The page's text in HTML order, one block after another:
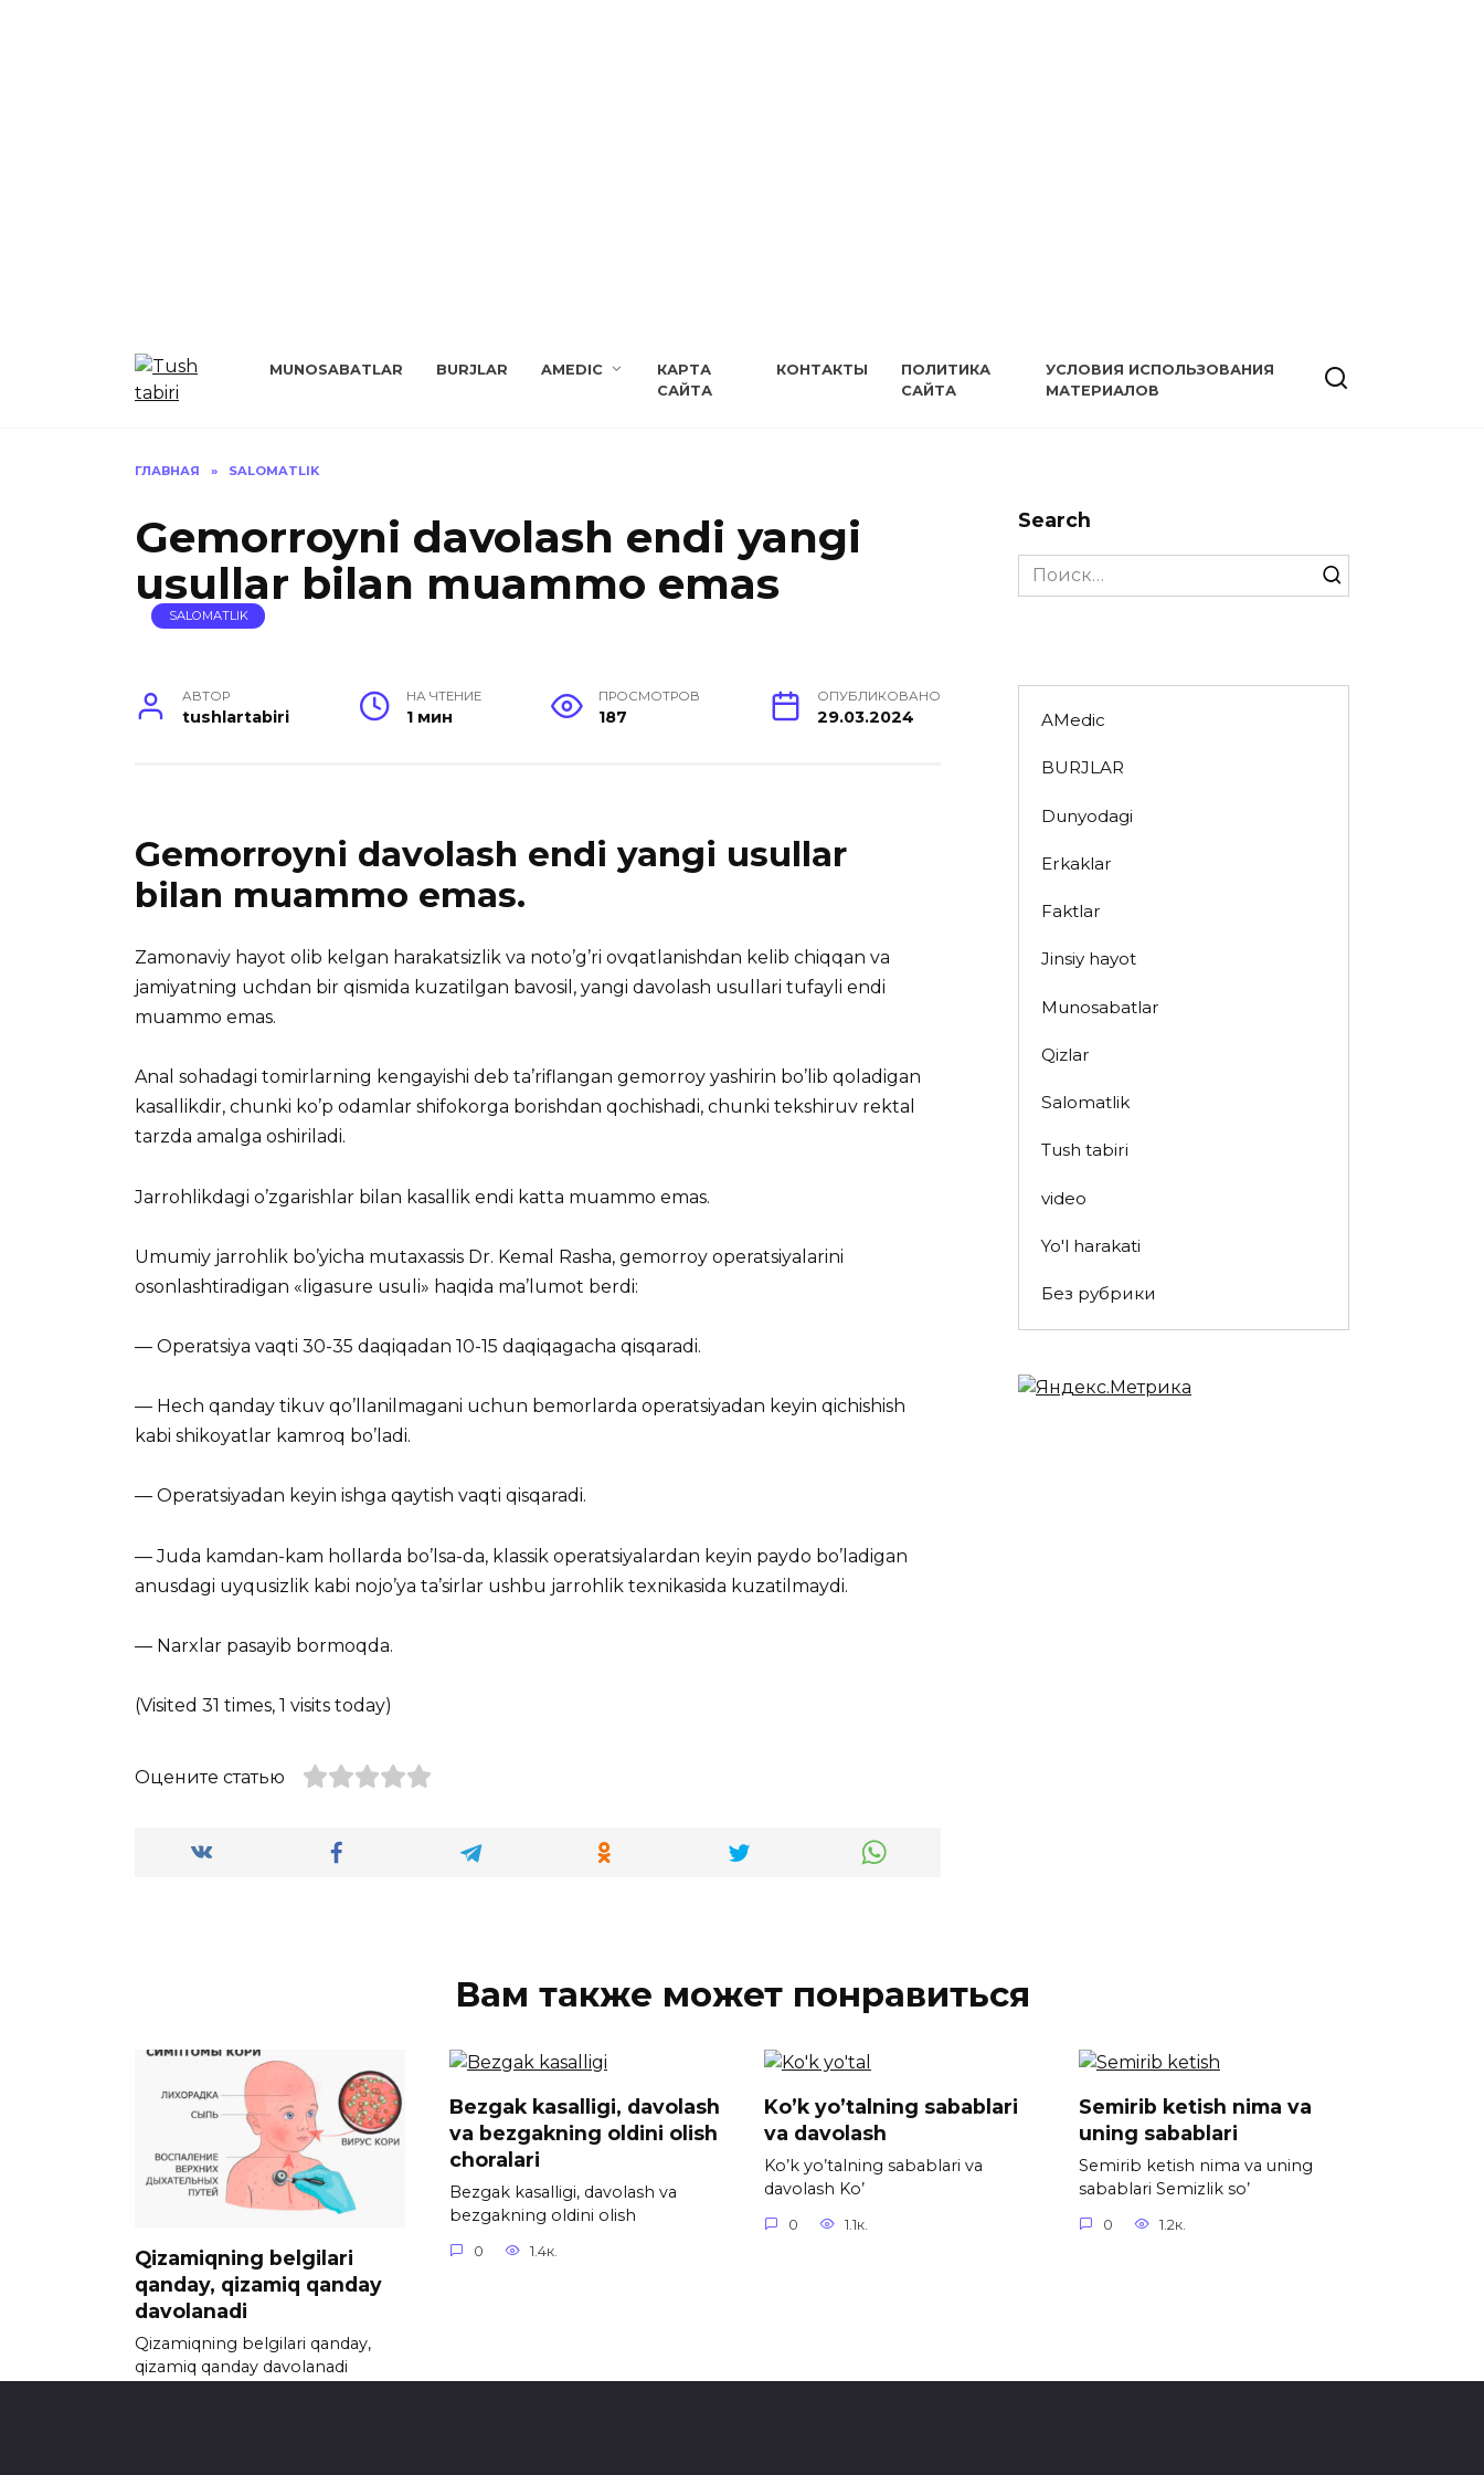
MUNOSABATLAR BURJLAR AMEDIC
КАРТА
САЙТА
КОНТАКТЫ
ПОЛИТИКА
САЙТА
УСЛОВИЯ ИСПОЛЬЗОВАНИЯ
МАТЕРИАЛОВ
ГЛАВНАЯ » SALOMATLIK
Gemorroyni davolash endi yangi
usullar bilan muammo emas
SALOMATLIK
АВТОР
tushlartabiri
НА ЧТЕНИЕ
1 мин
ПРОСМОТРОВ
187
ОПУБЛИКОВАНО
29.03.2024
Gemorroyni davolash endi yangi usullar
bilan muammo emas.
Zamonaviy hayot olib kelgan harakatsizlik va noto’g’ri ovqatlanishdan kelib chiqqan va
jamiyatning uchdan bir qismida kuzatilgan bavosil, yangi davolash usullari tufayli endi
muammo emas.
Anal sohadagi tomirlarning kengayishi deb ta’riflangan gemorroy yashirin bo’lib qoladigan
kasallikdir, chunki ko’p odamlar shifokorga borishdan qochishadi, chunki tekshiruv rektal
tarzda amalga oshiriladi.
Jarrohlikdagi o’zgarishlar bilan kasallik endi katta muammo emas.
Umumiy jarrohlik bo’yicha mutaxassis Dr. Kemal Rasha, gemorroy operatsiyalarini
osonlashtiradigan «ligasure usuli» haqida ma’lumot berdi:
— Operatsiya vaqti 30-35 daqiqadan 10-15 daqiqagacha qisqaradi.
— Hech qanday tikuv qo’llanilmagani uchun bemorlarda operatsiyadan keyin qichishish
kabi shikoyatlar kamroq bo’ladi.
— Operatsiyadan keyin ishga qaytish vaqti qisqaradi.
— Juda kamdan-kam hollarda bo’lsa-da, klassik operatsiyalardan keyin paydo bo’ladigan
anusdagi uyqusizlik kabi nojo’ya ta’sirlar ushbu jarrohlik texnikasida kuzatilmaydi.
— Narxlar pasayib bormoqda.
(Visited 31 times, 1 visits today)
Оцените статью
Search
Search
for:
AMedic
BURJLAR
Dunyodagi
Erkaklar
Faktlar
Jinsiy hayot
Munosabatlar
Qizlar
Salomatlik
Tush tabiri
video
Yo'l harakati
Без рубрики
Вам также может понравиться
Qizamiqning belgilari
qanday, qizamiq qanday
davolanadi
Qizamiqning belgilari qanday,
qizamiq qanday davolanadi
Bezgak kasalligi, davolash
va bezgakning oldini olish
choralari
Bezgak kasalligi, davolash va
bezgakning oldini olish
0 1.4к.
Ko’k yo’talning sabablari
va davolash
Ko’k yo’talning sabablari va
davolash Ko’
0 1.1к.
Semirib ketish nima va
uning sabablari
Semirib ketish nima va uning
sabablari Semizlik so’
0 1.2к.